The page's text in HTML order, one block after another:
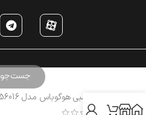
جست‌جو
عینک طبی هوگوباس مدل HB56016